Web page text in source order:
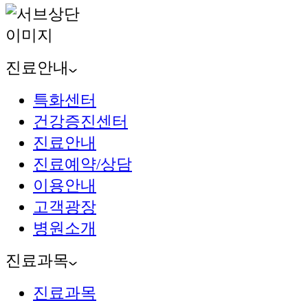
진료안내
특화센터
건강증진센터
진료안내
진료예약/상담
이용안내
고객광장
병원소개
진료과목
진료과목